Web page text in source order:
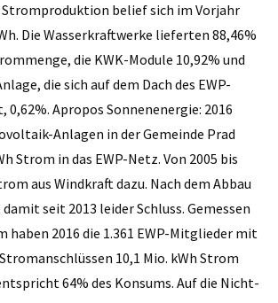
Stromproduktion belief sich im Vorjahr
Die Wasserkraftwerke lieferten 88,46%
die KWK-Module 10,92% und
die sich auf dem Dach des EWP-
0,62%. Apropos Sonnenenergie: 2016
­Anlagen in der Gemeinde Prad
Strom in das EWP-Netz. Von 2005 bis
aus Windkraft dazu. Nach dem Abbau
seit 2013 leider Schluss. Gemessen
haben 2016 die 1.361 EWP-Mitglieder mit
10,1 Mio. kWh Strom
64% des Konsums. Auf die Nicht-